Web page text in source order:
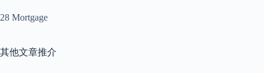
28 Mortgage
其他文章推介